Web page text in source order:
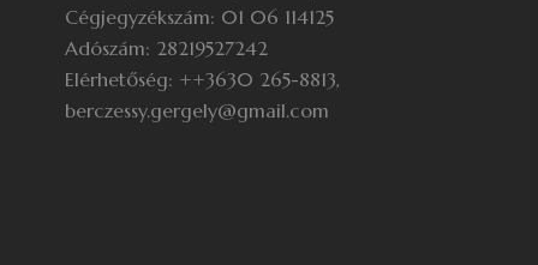
Cégjegyzékszám: 01 06 114125
Adószám: 28219527242
Elérhetőség: ++3630 265-8813,
berczessy.gergely@gmail.com